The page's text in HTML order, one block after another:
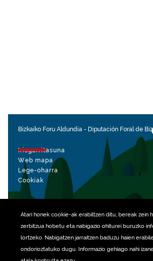
Atari honek cookie-ak erabiltzen ditu, bereak zein
zerbitzua hobetu eta nabigazio ohiturei buruzko
lortzeko. Nabigatzen jarraitzen baduzu haien
ondorioztatuko dugu. Informazio gehiago nahi
Bizkaiko Foru Aldundia - Diputación Foral de
Irisgarritasuna
Web mapa
Lege-oharra
Cookiak